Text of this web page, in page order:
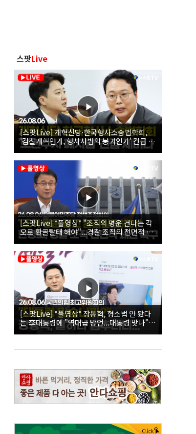
스팟Live
[스팟Live] 개혁신당·한국형사소송법학회,
'검찰개혁인가, 형사사법의 붕괴인가' 긴급 세
미나｜26.08.06
[스팟Live] *풀영상* "조직의 명운 건다는 각
오로 환골탈태 해야"...경찰 조직의 전면적 쇄
신 촉구한 한병도 | 26.08.06 더불어민주당 정
책조정회의
[스팟Live] *풀영상* 장동혁, 형소법 안 봤다
는 李대통령에 "역대급 망언...대통령 맞나"｜
26.08.06 국민의힘 최고위원회의